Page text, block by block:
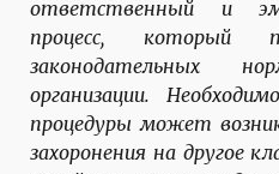
ответственный и
процесс, который
законодательных
организации.
процедуры может
захоронения на другое